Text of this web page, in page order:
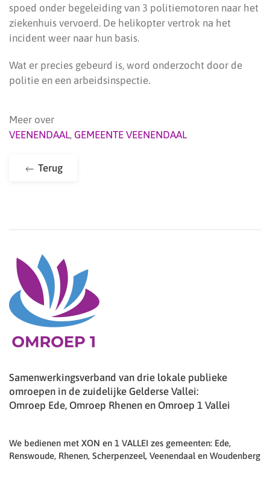
spoed onder begeleiding van 3 politiemotoren naar het
ziekenhuis vervoerd. De helikopter vertrok na het
incident weer naar hun basis.
Wat er precies gebeurd is, word onderzocht door de
politie en een arbeidsinspectie.
Meer over
VEENENDAAL, GEMEENTE VEENENDAAL
Terug
Samenwerkingsverband van drie lokale publieke
omroepen in de zuidelijke Gelderse Vallei:
Omroep Ede, Omroep Rhenen en Omroep 1 Vallei
We bedienen met XON en 1 VALLEI zes gemeenten: Ede,
Renswoude, Rhenen, Scherpenzeel, Veenendaal en Woudenberg